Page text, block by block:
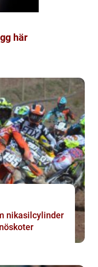
här
nikasilcylinder